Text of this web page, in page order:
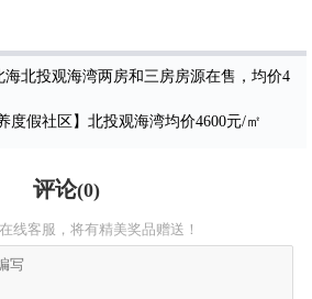
海北投观海湾两房和三房房源在售，均价4
度假社区】北投观海湾均价4600元/㎡
评论(0)
线客服，将有精美奖品赠送！